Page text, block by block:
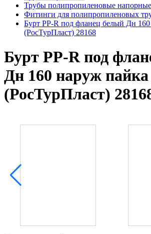
Трубы полипропиленовые
Фитинги для полипропиленовых
Бурт PP-R под фланец белый Дн
(РосТурПласт) 28168
Бурт PP-R под
Дн 160 наруж
(РосТурПласт)